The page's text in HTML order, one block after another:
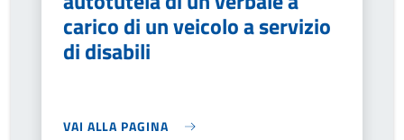
carico di un veicolo a servizio
di disabili
VAI ALLA PAGINA